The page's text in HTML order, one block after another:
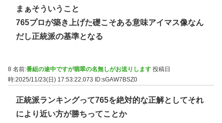
まぁそういうこと
765プロが築き上げた礎こそある意味アイマス像なん
だし正統派の基準となる
8 名前:番組の途中ですが翡翠の名無しがお送りします 投稿日
時:2025/11/23(日) 17:53:22.073
ID:sGAW7BSZ0
正統派ランキングって765を絶対的な正解としてそれ
により近い方が勝ちってことか